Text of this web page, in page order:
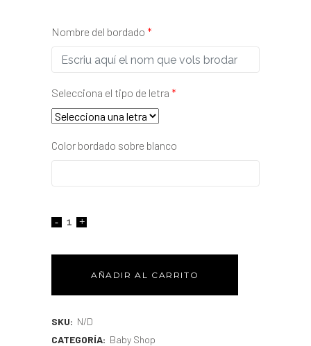
Nombre del bordado *
Selecciona el tipo de letra *
Color bordado sobre blanco
AÑADIR AL CARRITO
SKU: N/D
CATEGORÍA: Baby Shop